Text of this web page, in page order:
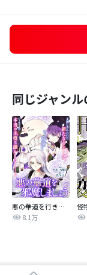
同じジャン
悪の華道を行きましょう
8.1万
怪